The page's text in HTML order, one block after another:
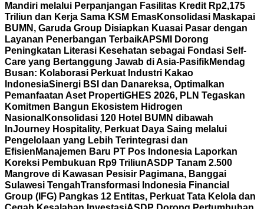
Mandiri melalui Perpanjangan Fasilitas Kredit Rp2,175
Triliun dan Kerja Sama KSM EmasKonsolidasi Maskapai
BUMN, Garuda Group Disiapkan Kuasai Pasar dengan
Layanan Penerbangan TerbaikAPSMI Dorong
Peningkatan Literasi Kesehatan sebagai Fondasi Self-
Care yang Bertanggung Jawab di Asia-PasifikMendag
Busan: Kolaborasi Perkuat Industri Kakao
IndonesiaSinergi BSI dan Danareksa, Optimalkan
Pemanfaatan Aset PropertiGHES 2026, PLN Tegaskan
Komitmen Bangun Ekosistem Hidrogen
Nasional Konsolidasi 120 Hotel BUMN dibawah
InJourney Hospitality, Perkuat Daya Saing melalui
Pengelolaan yang Lebih Terintegrasi dan
Efisien Manajemen Baru PT Pos Indonesia Laporkan
Koreksi Pembukuan Rp9 TriliunASDP Tanam 2.500
Mangrove di Kawasan Pesisir Pagimana, Banggai
Sulawesi TengahTransformasi Indonesia Financial
Group (IFG) Pangkas 12 Entitas, Perkuat Tata Kelola dan